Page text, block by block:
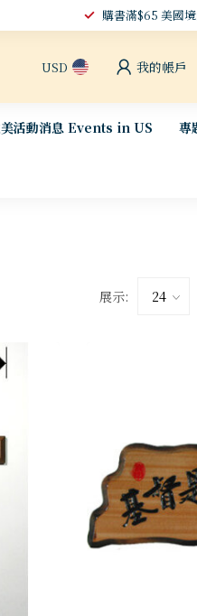
購書滿$65 美國
USD 我的帳戶
活動消息 Events in US 專
展示: